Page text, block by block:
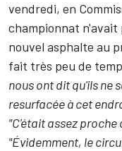
vendredi, en
championnat n'avait
nouvel asphalte au
fait très peu de
nous ont dit qu'ils ne
resurfacée à cet
"C'était assez proche
"Évidemment, le